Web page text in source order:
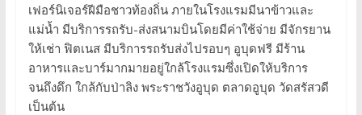
เฟอร์นิเจอร์ฝีมือชาวท้องถิ่น ภายในโรงแรมมีนาข้าวและ
แม่น้ำ มีบริการรถรับ-ส่งสนามบินโดยมีค่าใช้จ่าย มีจักรยาน
ให้เช่า ฟิตเนส มีบริการรถรับส่งไปรอบๆ อูบุดฟรี มีร้าน
อาหารและบาร์มากมายอยู่ใกล้โรงแรมซึ่งเปิดให้บริการ
จนถึงดึก ใกล้กับป่าลิง พระราชวังอูบุด ตลาดอูบุด วัดสรัสวดี
เป็นต้น